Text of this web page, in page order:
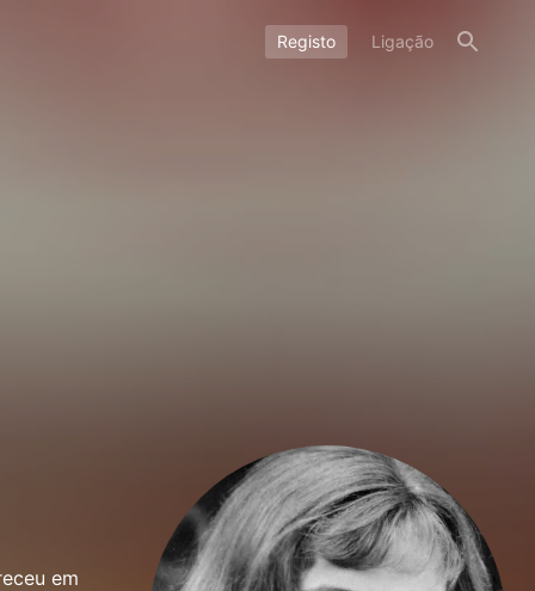
Registo Ligação
em